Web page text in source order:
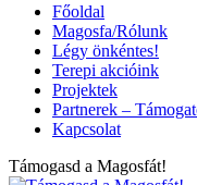
Főoldal
Magosfa/Rólunk
Légy önkéntes!
Terepi akcióink
Projektek
Partnerek –
Kapcsolat
Támogasd a Magosfát!